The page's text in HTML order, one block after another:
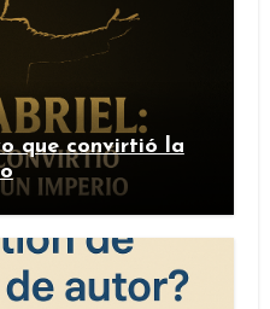
que convirtió la